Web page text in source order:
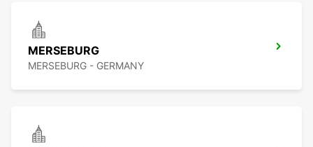
MERSEBURG
MERSEBURG - GERMANY